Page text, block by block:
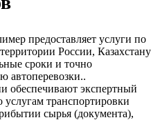
предоставляет услуги по
России, Казахстану
сроки и точно
автоперевозки..
обеспечивают экспертный
услугам транспортировки
сырья (документа),